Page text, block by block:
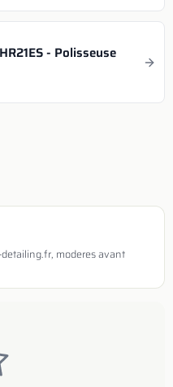
- Polisseuse
moderes avant